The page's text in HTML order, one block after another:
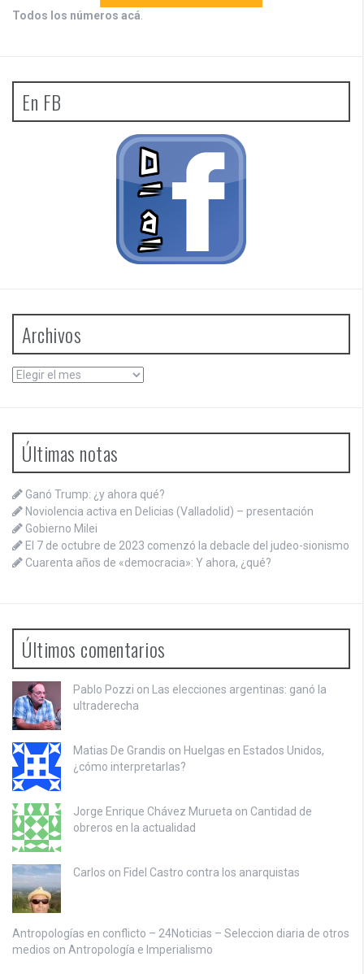
Todos los números acá
En FB
Archivos
Archivos
Últimas notas
Ganó Trump: ¿y ahora qué?
Noviolencia activa en Delicias (Valladolid) – presentación
Gobierno Milei
El 7 de octubre de 2023 comenzó la debacle del judeo-sionismo
Cuarenta años de «democracia»: Y ahora, ¿qué?
Últimos comentarios
Pablo Pozzi on Las elecciones argentinas: ganó la
ultraderecha
Matias De Grandis on Huelgas en Estados Unidos,
¿cómo interpretarlas?
Jorge Enrique Chávez Murueta on Cantidad de
obreros en la actualidad
Carlos on Fidel Castro contra los anarquistas
Antropologías en conflicto – 24Noticias – Seleccion diaria de otros
medios on Antropología e Imperialismo